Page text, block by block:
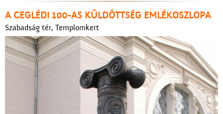
A CEGLÉDI 100-AS KÜLDÖTTSÉG EMLÉKOSZLOPA
Szabadság tér, Templomkert